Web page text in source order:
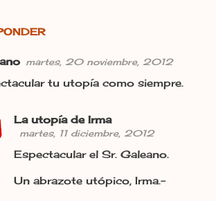
martes, 20 noviembre, 2012
tu utopía como siempre.
La utopía de Irma
martes, 11 diciembre, 2012
Espectacular el Sr. Galeano.
Un abrazote utópico, Irma.-